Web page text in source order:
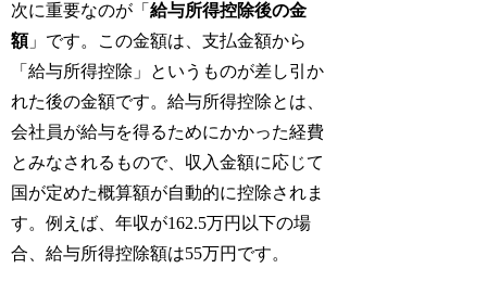
次に重要なのが「給与所得控除後の金
額」です。この金額は、支払金額から
「給与所得控除」というものが差し引か
れた後の金額です。給与所得控除とは、
会社員が給与を得るためにかかった経費
とみなされるもので、収入金額に応じて
国が定めた概算額が自動的に控除されま
す。例えば、年収が162.5万円以下の場
合、給与所得控除額は55万円です。